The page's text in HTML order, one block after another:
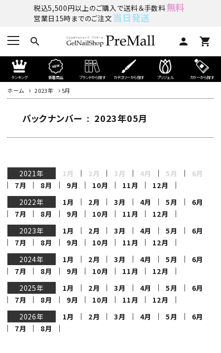
税込5,500円以上のご購入で送料＆手数料無料
営業日15時までのご注文 当日発送
search person shopping_cart
ランキング 新着商品 ブランドから探す カテゴリーから探す プリジェル カラーから探す
ホーム 2023年 5月
バックナンバー : 2023年05月
2021年 1月 2月 3月 4月 5月
6月
7月
8月 9月 10月 11月
12月
2022年
1月 2月 3月 4月 5月
6月
7月
8月 9月 10月 11月
12月
2023年
1月 2月 3月 4月 5月
6月
7月
8月 9月 10月 11月
12月
2024年
1月 2月 3月 4月 5月
6月
7月
8月 9月 10月 11月
12月
2025年
1月 2月 3月 4月 5月
6月
7月
8月 9月 10月 11月
12月
2026年
1月 2月 3月 4月 5月
6月
7月
8月